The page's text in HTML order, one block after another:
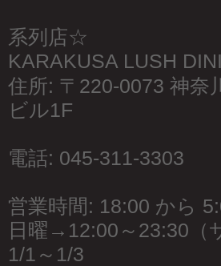
系列店☆
KARAKUSA LUSH
住所: 〒220-0073 神奈
ビル1F
電話: 045-311-3303
営業時間: 18:00 から
日曜→12:00～23:30（
1/1～1/3